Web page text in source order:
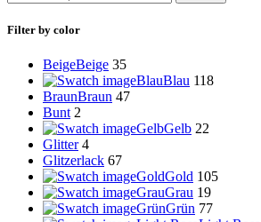
Filter by color
BeigeBeige 35
BlauBlau 118
BraunBraun 47
Bunt 2
GelbGelb 22
Glitter 4
Glitzerlack 67
GoldGold 105
GrauGrau 19
GrünGrün 77